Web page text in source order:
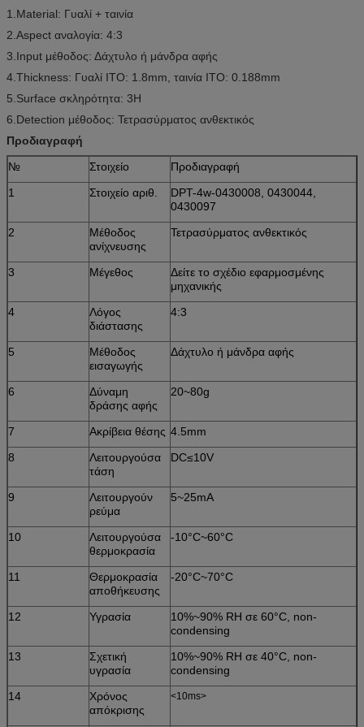
1.Material: Γυαλί + ταινία
2.Aspect αναλογία: 4:3
3.Input μέθοδος: Δάχτυλο ή μάνδρα αφής
4.Thickness: Γυαλί ITO: 1.8mm, ταινία ITO: 0.188mm
5.Surface σκληρότητα: 3H
6.Detection μέθοδος: Τετρασύρματος ανθεκτικός
Προδιαγραφή
№
Στοιχείο
Προδιαγραφή
1
Στοιχείο αριθ.
DPT-4w-0430008, 0430044,
0430097
2
Μέθοδος
ανίχνευσης
Τετρασύρματος ανθεκτικός
3 Μέγεθος
Δείτε το σχέδιο εφαρμοσμένης
μηχανικής
4
Λόγος
διάστασης
4:3
5
Μέθοδος
εισαγωγής
Δάχτυλο ή μάνδρα αφής
6
Δύναμη
δράσης αφής
20~80g
7 Ακρίβεια θέσης 4.5mm
8
Λειτουργούσα
τάση
DC≤10V
9
Λειτουργούν
ρεύμα
5~25mA
10
Λειτουργούσα
θερμοκρασία
-10°C~60°C
11
Θερμοκρασία
αποθήκευσης
-20°C~70°C
12 Υγρασία
10%~90% RH σε 60°C, non-
condensing
13
Σχετική
υγρασία
10%~90% RH σε 40°C, non-
condensing
14
Χρόνος
απόκρισης
<10ms>